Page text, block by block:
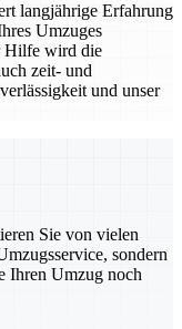
langjährige Erfahrung
Umzuges
Hilfe wird die
zeit- und
und unser
Sie von vielen
sondern
Ihren Umzug noch